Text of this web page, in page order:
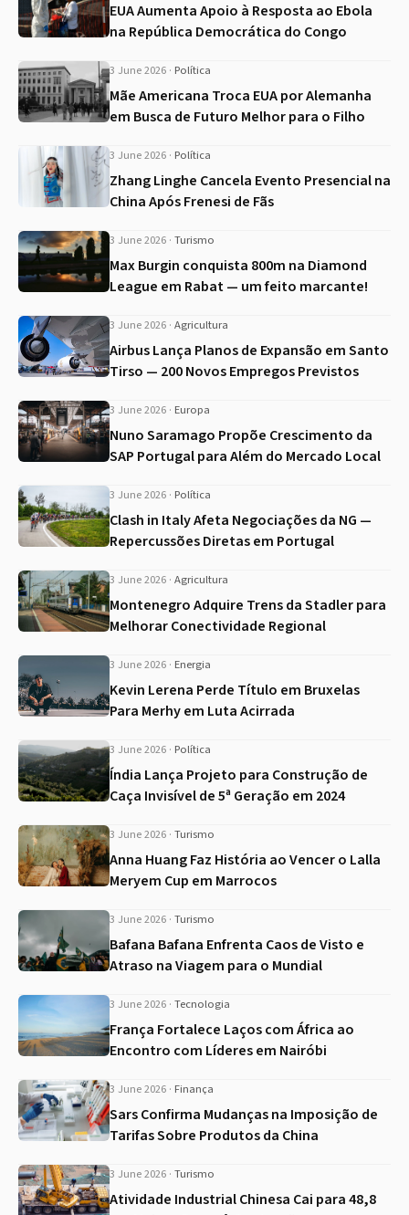
EUA Aumenta Apoio à Resposta ao Ebola
na República Democrática do Congo
3 June 2026 · Política
Mãe Americana Troca EUA por Alemanha
em Busca de Futuro Melhor para o Filho
3 June 2026 · Política
Zhang Linghe Cancela Evento Presencial na
China Após Frenesi de Fãs
3 June 2026 · Turismo
Max Burgin conquista 800m na Diamond
League em Rabat — um feito marcante!
3 June 2026 · Agricultura
Airbus Lança Planos de Expansão em Santo
Tirso — 200 Novos Empregos Previstos
3 June 2026 · Europa
Nuno Saramago Propõe Crescimento da
SAP Portugal para Além do Mercado Local
3 June 2026 · Política
Clash in Italy Afeta Negociações da NG —
Repercussões Diretas em Portugal
3 June 2026 · Agricultura
Montenegro Adquire Trens da Stadler para
Melhorar Conectividade Regional
3 June 2026 · Energia
Kevin Lerena Perde Título em Bruxelas
Para Merhy em Luta Acirrada
3 June 2026 · Política
Índia Lança Projeto para Construção de
Caça Invisível de 5ª Geração em 2024
3 June 2026 · Turismo
Anna Huang Faz História ao Vencer o Lalla
Meryem Cup em Marrocos
3 June 2026 · Turismo
Bafana Bafana Enfrenta Caos de Visto e
Atraso na Viagem para o Mundial
3 June 2026 · Tecnologia
França Fortalece Laços com África ao
Encontro com Líderes em Nairóbi
3 June 2026 · Finança
Sars Confirma Mudanças na Imposição de
Tarifas Sobre Produtos da China
3 June 2026 · Turismo
Atividade Industrial Chinesa Cai para 48,8